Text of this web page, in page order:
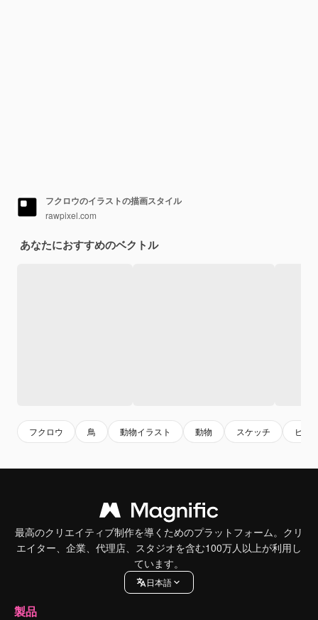
フクロウのイラストの描画スタイル
rawpixel.com
あなたにおすすめのベクトル
フクロウ 鳥 動物イラスト 動物 スケッチ ビン
最高のクリエイティブ制作を導くためのプラットフォーム。クリ
エイター、企業、代理店、スタジオを含む100万人以上が利用し
ています。
日本語
製品